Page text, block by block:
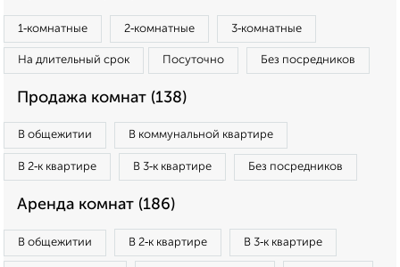
1‑комнатные 2‑комнатные 3‑комнатные
На длительный срок Посуточно Без посредников
Продажа комнат (138)
В общежитии В коммунальной квартире
В 2‑к квартире В 3‑к квартире Без посредников
Аренда комнат (186)
В общежитии В 2‑к квартире В 3‑к квартире